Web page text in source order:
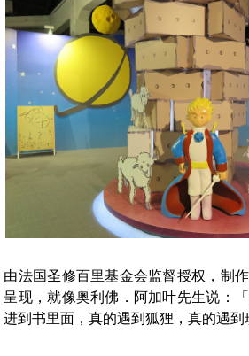
由法国圣修百里基金会监督授权，制
呈现，就像奥利佛．阿加叶先生说：
进到书里面，真的遇到狐狸，真的遇到